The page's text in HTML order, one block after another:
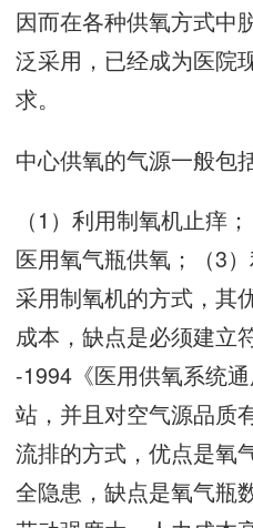
因而在各种供氧方式中
泛采用，已经成为医院
求。
中心供氧的气源一般包
（1 ）利用制氧机止痒；
医用氧气瓶供氧；（3
采用制氧机的方式，其
成本，缺点是必须建立
-1994 《医用供氧系统
站，并且对空气源品质
流排的方式，优点是氧
全隐患，缺点是氧气瓶